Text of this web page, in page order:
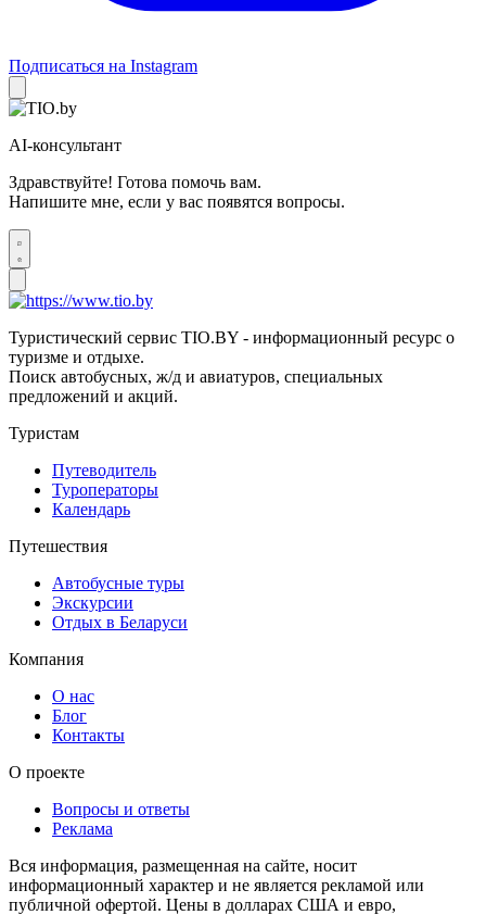
Подписаться на Instagram
AI-консультант
Здравствуйте! Готова помочь вам.
Напишите мне, если у вас появятся вопросы.
Туристический сервис TIO.BY - информационный ресурс о
туризме и отдыхе.
Поиск автобусных, ж/д и авиатуров, специальных
предложений и акций.
Туристам
Путеводитель
Туроператоры
Календарь
Путешествия
Автобусные туры
Экскурсии
Отдых в Беларуси
Компания
О нас
Блог
Контакты
О проекте
Вопросы и ответы
Реклама
Вся информация, размещенная на сайте, носит
информационный характер и не является рекламой или
публичной офертой. Цены в долларах США и евро,